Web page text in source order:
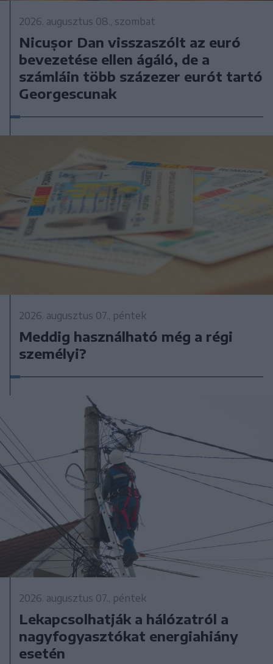
2026. augusztus 08., szombat
Nicușor Dan visszaszólt az euró
bevezetése ellen ágáló, de a
számláin több százezer eurót tartó
Georgescunak
2026. augusztus 07., péntek
Meddig használható még a régi
személyi?
2026. augusztus 07., péntek
Lekapcsolhatják a hálózatról a
nagyfogyasztókat energiahiány
esetén